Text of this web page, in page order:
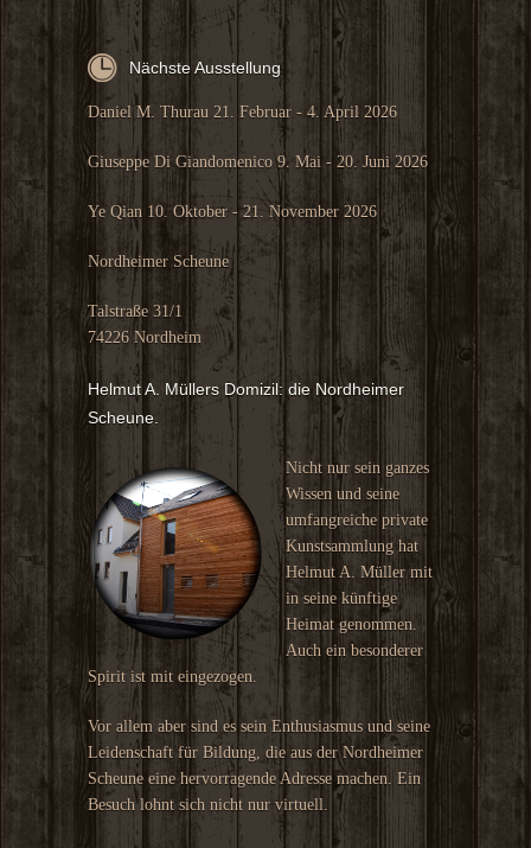
Nächste Ausstellung
Daniel M. Thurau 21. Februar - 4. April 2026
Giuseppe Di Giandomenico 9. Mai - 20. Juni 2026
Ye Qian 10. Oktober - 21. November 2026
Nordheimer Scheune
Talstraße 31/1
74226 Nordheim
Helmut A. Müllers Domizil: die Nordheimer
Scheune.
Nicht nur sein ganzes
Wissen und seine
umfangreiche private
Kunstsammlung hat
Helmut A. Müller mit
in seine künftige
Heimat genommen.
Auch ein besonderer
Spirit ist mit eingezogen.
Vor allem aber sind es sein Enthusiasmus und seine
Leidenschaft für Bildung, die aus der Nordheimer
Scheune eine hervorragende Adresse machen. Ein
Besuch lohnt sich nicht nur virtuell.